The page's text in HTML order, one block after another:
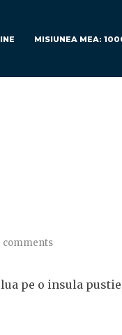
MISIUNEA MEA:
comments
pe o insula